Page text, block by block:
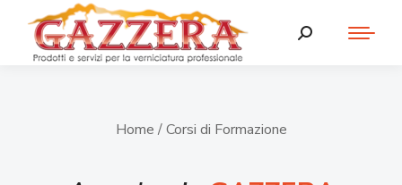
Home / Corsi di Formazione